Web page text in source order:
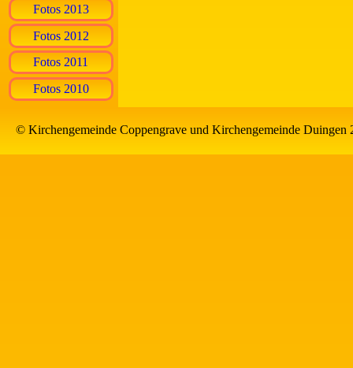
Fotos 2013
Fotos 2012
Fotos 2011
Fotos 2010
© Kirchengemeinde Coppengrave und Kirchengemeinde Duingen